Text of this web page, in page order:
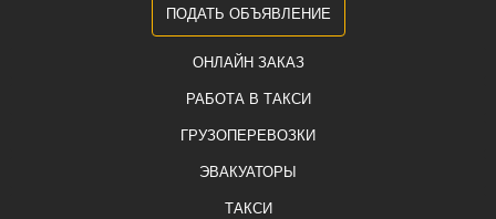
ПОДАТЬ ОБЪЯВЛЕНИЕ
ОНЛАЙН ЗАКАЗ
РАБОТА В ТАКСИ
ГРУЗОПЕРЕВОЗКИ
ЭВАКУАТОРЫ
ТАКСИ